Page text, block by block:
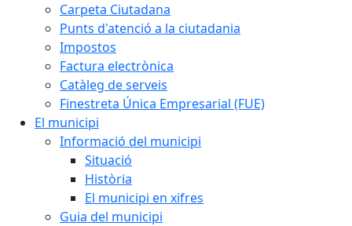
Carpeta Ciutadana
Punts d'atenció a la ciutadania
Impostos
Factura electrònica
Catàleg de serveis
Finestreta Única Empresarial (FUE)
El municipi
Informació del municipi
Situació
Història
El municipi en xifres
Guia del municipi